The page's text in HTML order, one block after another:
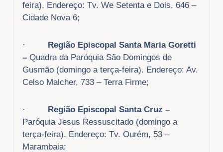
feira). Endereço: Tv. We Setenta e Dois, 646 –
Cidade Nova 6;
· Região Episcopal Santa Maria Goretti
– Quadra da Paróquia São Domingos de
Gusmão (domingo a terça-feira). Endereço: Av.
Celso Malcher, 733 – Terra Firme;
· Região Episcopal Santa Cruz –
Paróquia Jesus Ressuscitado (domingo a
terça-feira). Endereço: Tv. Ourém, 53 –
Marambaia;